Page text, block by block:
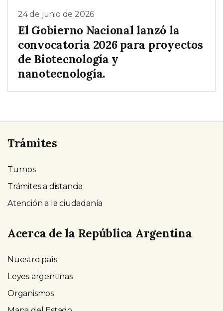
24 de junio de 2026
El Gobierno Nacional lanzó la
convocatoria 2026 para proyectos
de Biotecnología y
nanotecnología.
Trámites
Turnos
Trámites a distancia
Atención a la ciudadanía
Acerca de la República Argentina
Nuestro país
Leyes argentinas
Organismos